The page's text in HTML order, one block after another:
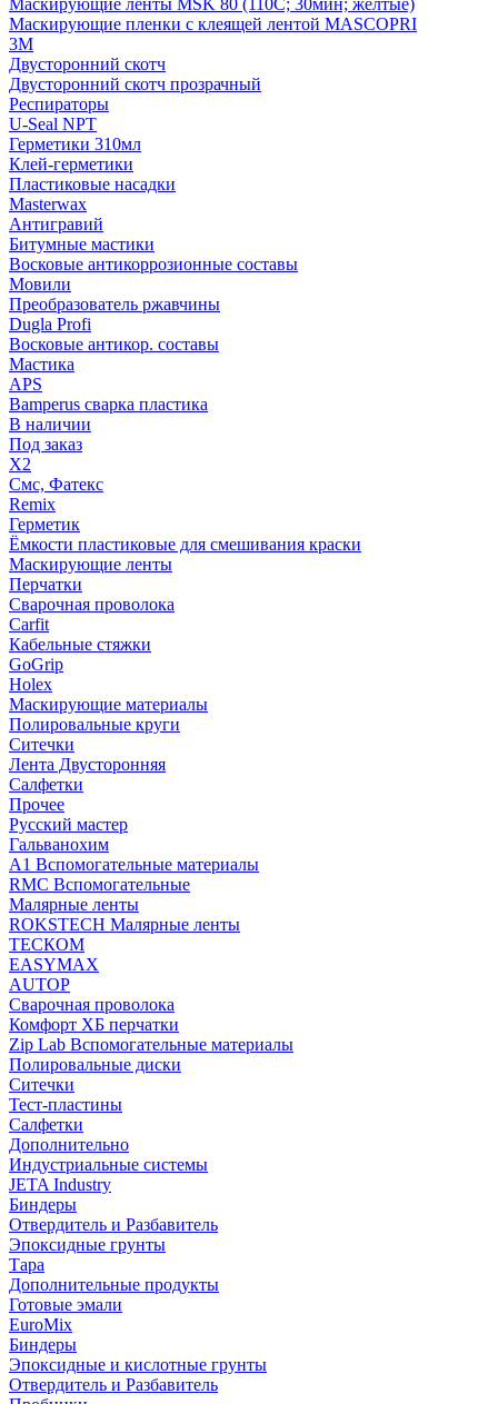
Маскирующие ленты MSK 80 (110С; 30мин; желтые)
Маскирующие пленки с клеящей лентой MASCOPRI
3M
Двусторонний скотч
Двусторонний скотч прозрачный
Респираторы
U-Seal NPT
Герметики 310мл
Клей-герметики
Пластиковые насадки
Masterwax
Антигравий
Битумные мастики
Восковые антикоррозионные составы
Мовили
Преобразователь ржавчины
Dugla Profi
Восковые антикор. составы
Мастика
APS
Bamperus сварка пластика
В наличии
Под заказ
X2
Смс, Фатекс
Remix
Герметик
Ёмкости пластиковые для смешивания краски
Маскирующие ленты
Перчатки
Сварочная проволока
Carfit
Кабельные стяжки
GoGrip
Holex
Маскирующие материалы
Полировальные круги
Ситечки
Лента Двусторонняя
Салфетки
Прочее
Русский мастер
Гальванохим
А1 Вспомогательные материалы
RMC Вспомогательные
Малярные ленты
ROKSTECH Малярные ленты
ТЕСКОМ
EASYMAX
AUTOP
Сварочная проволока
Комфорт ХБ перчатки
Zip Lab Вспомогательные материалы
Полировальные диски
Ситечки
Тест-пластины
Салфетки
Дополнительно
Индустриальные системы
JETA Industry
Биндеры
Отвердитель и Разбавитель
Эпоксидные грунты
Тара
Дополнительные продукты
Готовые эмали
EuroMix
Биндеры
Эпоксидные и кислотные грунты
Отвердитель и Разбавитель